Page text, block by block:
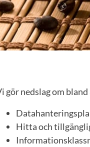
gör nedslag om
Hitta och